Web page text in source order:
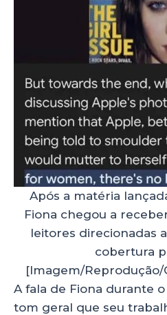
Após a matéria
Fiona chegou a
leitores direcionadas
cobertura
[Imagem/Reprodução/
A fala de Fiona durante o
tom geral que seu